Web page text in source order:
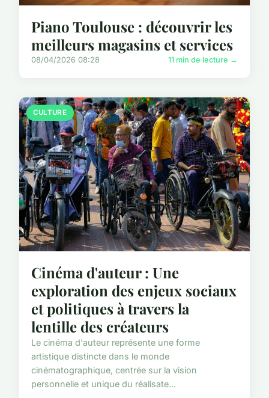
Piano Toulouse : découvrir les
meilleurs magasins et services
08/04/2026 08:28 11 min de lecture →
CULTURE
Cinéma d'auteur : Une
exploration des enjeux sociaux
et politiques à travers la
lentille des créateurs
Le cinéma d'auteur représente une forme
artistique distincte dans le monde
cinématographique, centrée sur la vision
personnelle et unique du réalisate...